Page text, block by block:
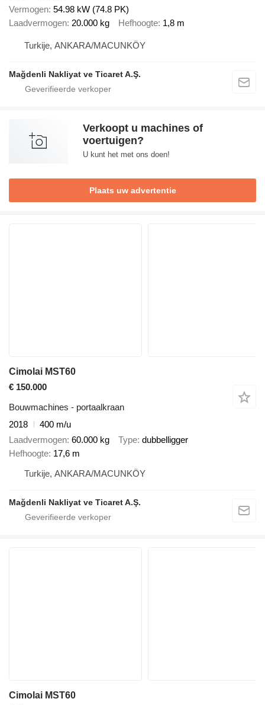
Vermogen 54.98 kW (74.8 PK)
Laadvermogen 20.000 kg Hefhoogte 1,8 m
Turkije, ANKARA/MACUNKÖY
Mağdenli Nakliyat ve Ticaret A.Ş.
Verkoopt u machines of
voertuigen?
U kunt het met ons doen!
Plaats uw advertentie
Cimolai MST60
€ 150.000
Bouwmachines - portaalkraan
2018
400 m/u
Laadvermogen 60.000 kg Type dubbelligger
Hefhoogte 17,6 m
Turkije, ANKARA/MACUNKÖY
Mağdenli Nakliyat ve Ticaret A.Ş.
Cimolai MST60